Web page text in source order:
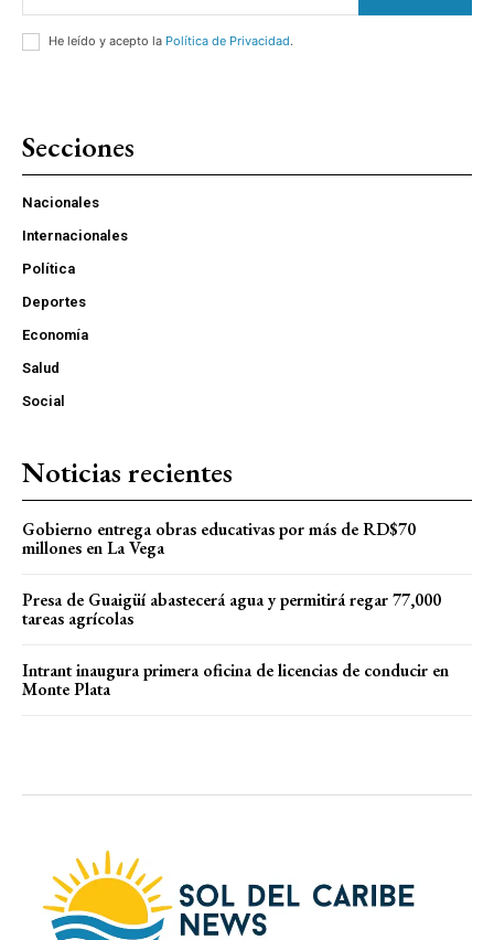
He leído y acepto la Política de Privacidad.
Secciones
Nacionales
Internacionales
Política
Deportes
Economía
Salud
Social
Noticias recientes
Gobierno entrega obras educativas por más de RD$70
millones en La Vega
Presa de Guaigüí abastecerá agua y permitirá regar 77,000
tareas agrícolas
Intrant inaugura primera oficina de licencias de conducir en
Monte Plata